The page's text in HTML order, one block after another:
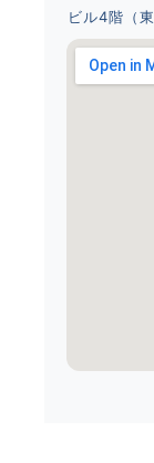
ビル4階（